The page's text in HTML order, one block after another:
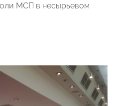
МСП в несырьевом